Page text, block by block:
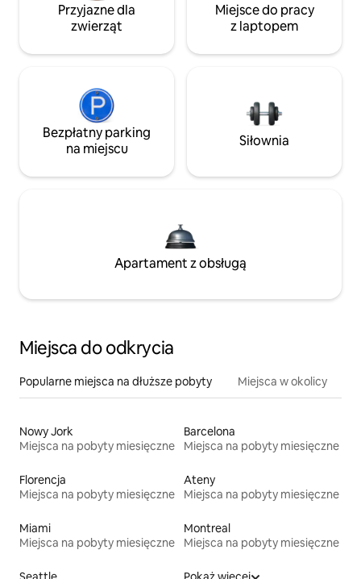
Przyjazne dla
zwierząt
Miejsce do pracy
z laptopem
Bezpłatny parking
na miejscu
Siłownia
Apartament z obsługą
Miejsca do odkrycia
Popularne miejsca na dłuższe pobyty Miejsca w okolicy
Nowy Jork
Miejsca na pobyty miesięczne
Barcelona
Miejsca na pobyty miesięczne
Florencja
Miejsca na pobyty miesięczne
Ateny
Miejsca na pobyty miesięczne
Miami
Miejsca na pobyty miesięczne
Montreal
Miejsca na pobyty miesięczne